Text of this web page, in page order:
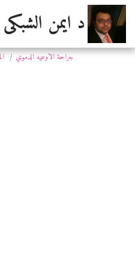
د ايمن
جراحة الاوعيه الدموي